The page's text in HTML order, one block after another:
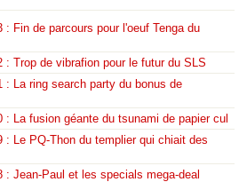
: Fin de parcours pour l'oeuf Tenga du
: Trop de vibrafion pour le futur du SLS
: La ring search party du bonus de
: La fusion géante du tsunami de papier cul
: Le PQ-Thon du templier qui chiait des
: Jean-Paul et les specials mega-deal